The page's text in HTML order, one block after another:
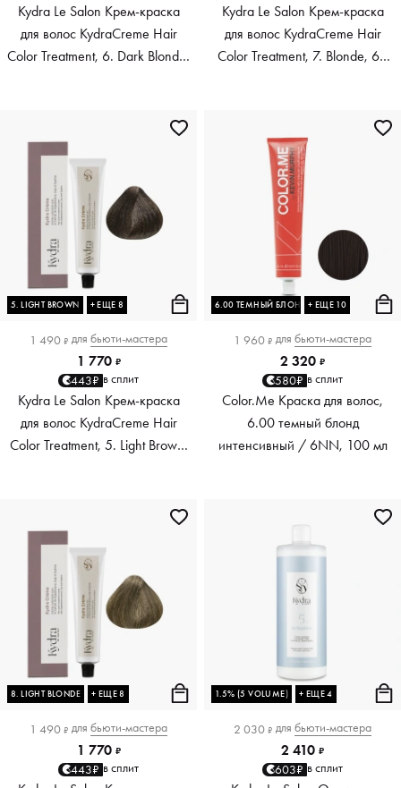
Kydra Le Salon Крем-краска
для волос KydraCreme Hair
Color Treatment, 6. Dark Blonde,
Kydra Le Salon Крем-краска
для волос KydraCreme Hair
Color Treatment, 7. Blonde, 60
5. LIGHT BROWN + ЕЩЕ 8
1 490 ₽ для бьюти-мастера
1 770 ₽
443₽ в сплит
Kydra Le Salon Крем-краска
для волос KydraCreme Hair
Color Treatment, 5. Light Brown,
6.00 ТЕМНЫЙ БЛОНД ИНТЕНСИВНЫЙ
+ ЕЩЕ 10
1 960 ₽ для бьюти-мастера
2 320 ₽
580₽ в сплит
Color.Me Краска для волос,
6.00 темный блонд
интенсивный / 6NN, 100 мл
8. LIGHT BLONDE + ЕЩЕ 8
1 490 ₽ для бьюти-мастера
1 770 ₽
443₽ в сплит
1.5% (5 VOLUME) + ЕЩЕ 4
2 030 ₽ для бьюти-мастера
2 410 ₽
603₽ в сплит